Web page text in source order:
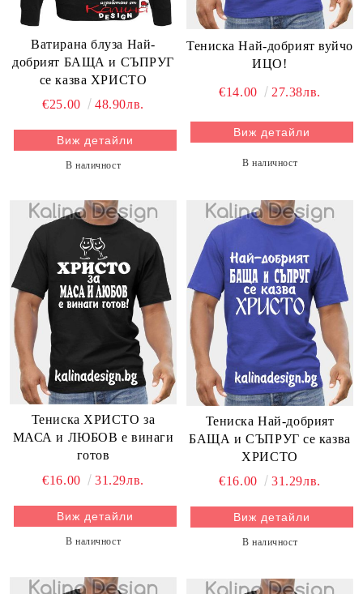
Ватирана блуза Най-
добрият БАЩА и СЪПРУГ
се казва ХРИСТО
€25.00
48.90лв.
Виж детайли
В наличност
Тениска Най-добрият вуйчо
ИЦО!
€14.00 27.38лв.
Виж детайли
В наличност
Тениска ХРИСТО за
МАСА и ЛЮБОВ е винаги
готов
€16.00
31.29лв.
Виж детайли
В наличност
Тениска Най-добрият
БАЩА и СЪПРУГ се казва
ХРИСТО
€16.00
31.29лв.
Виж детайли
В наличност